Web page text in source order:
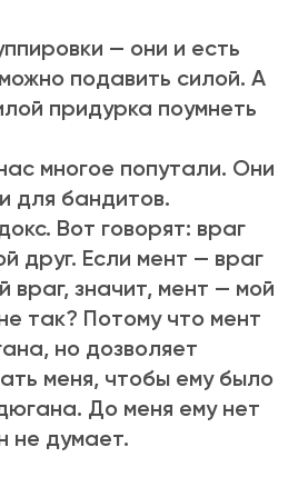
— они и есть
подавить силой. А
придурка поумнеть
многое попутали. Они
для бандитов.
Вот говорят: враг
друг. Если мент — враг
враг, значит, мент — мой
так? Потому что мент
но дозволяет
меня, чтобы ему было
До меня ему нет
не думает.